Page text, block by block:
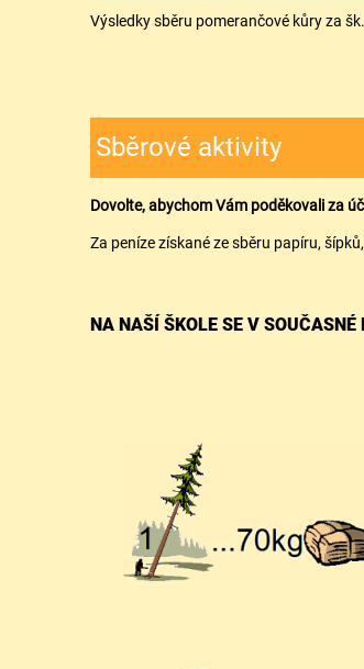
Výsledky sběru pomerančové kůry za
Sběrové aktivity
Dovolte, abychom Vám poděkovali za
Za peníze získané ze sběru papíru,
NA NAŠÍ ŠKOLE SE V SOUČASNÉ